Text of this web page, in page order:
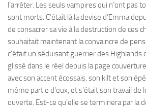
l’arrêter. Les seuls vampires qui n’ont pas
sont morts. C’était là la devise d’Emma
de consacrer sa vie à la destruction de ces
souhaitait maintenant la convaincre de
c’était un séduisant guerrier des Highlands
glissé dans le réel depuis la page
avec son accent écossais, son kilt et son
même partie d’eux, et s’était son travail de
ouverte. Est-ce qu’elle se terminera par la